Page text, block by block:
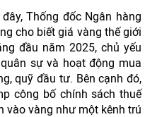
Thống đốc Ngân hàng
cho biết giá vàng thế giới
đầu năm 2025, chủ yếu
sự và hoạt động mua
quỹ đầu tư. Bên cạnh đó,
công bố chính sách thuế
vào vàng như một kênh trú